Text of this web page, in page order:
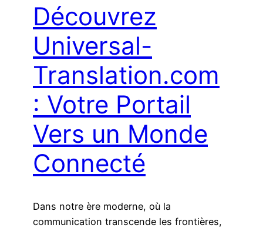
Découvrez
Universal-
Translation.com
: Votre Portail
Vers un Monde
Connecté
Dans notre ère moderne, où la
communication transcende les frontières,